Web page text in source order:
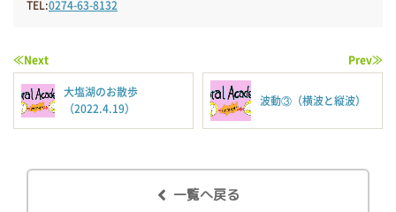
TEL:0274-63-8132
≪Next
大塩湖のお散歩
（2022.4.19）
Prev≫
波動③（横波と縦波）
一覧へ戻る